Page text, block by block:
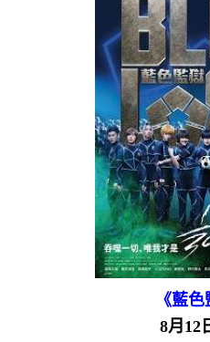
《藍色
8月12